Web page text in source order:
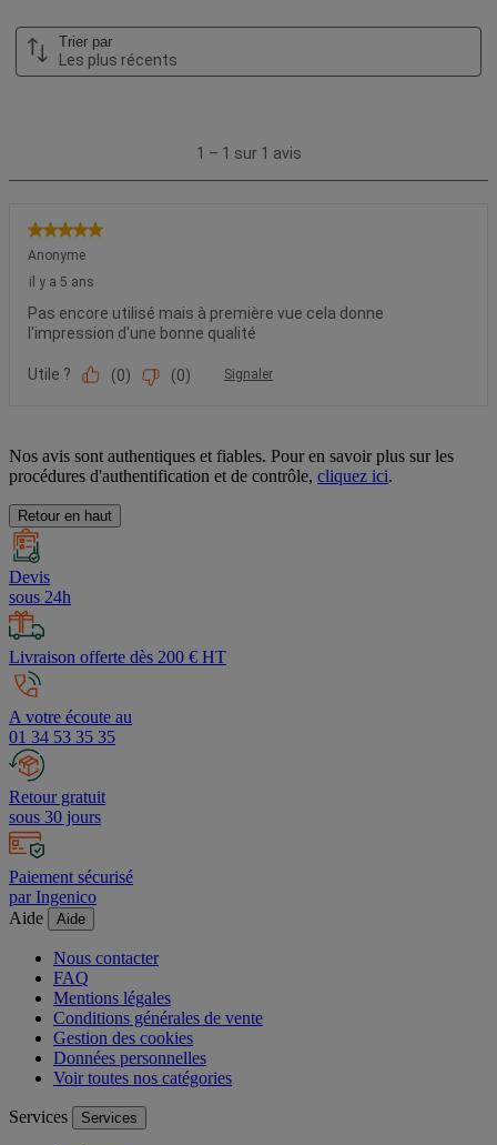
Nos avis sont authentiques et fiables. Pour en savoir plus sur les
procédures d'authentification et de contrôle, cliquez ici.
Retour en haut
Devis
sous 24h
Livraison offerte dès 200 € HT
A votre écoute au
01 34 53 35 35
Retour gratuit
sous 30 jours
Paiement sécurisé
par Ingenico
Aide
Aide
Nous contacter
FAQ
Mentions légales
Conditions générales de vente
Gestion des cookies
Données personnelles
Voir toutes nos catégories
Services Services